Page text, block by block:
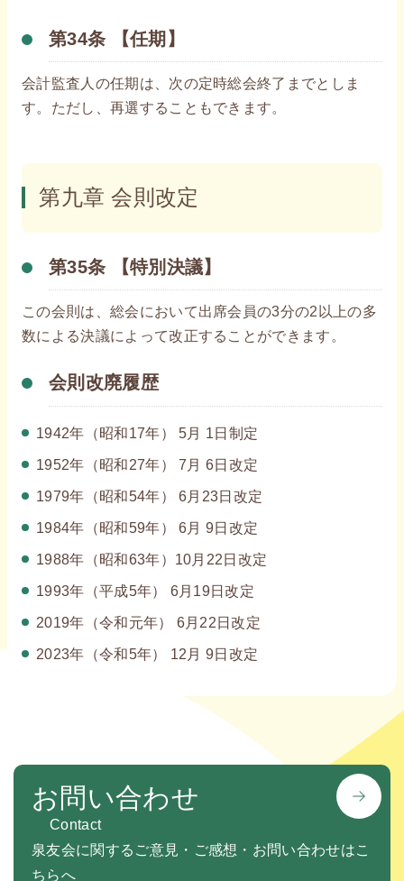
第34条 【任期】
会計監査人の任期は、次の定時総会終了までとしま
す。ただし、再選することもできます。
第九章 会則改定
第35条 【特別決議】
この会則は、総会において出席会員の3分の2以上の多
数による決議によって改正することができます。
会則改廃履歴
1942年（昭和17年） 5月 1日制定
1952年（昭和27年） 7月 6日改定
1979年（昭和54年） 6月23日改定
1984年（昭和59年） 6月 9日改定
1988年（昭和63年）10月22日改定
1993年（平成5年） 6月19日改定
2019年（令和元年） 6月22日改定
2023年（令和5年） 12月 9日改定
お問い合わせ
Contact
泉友会に関するご意見・ご感想・お問い合わせはこ
ちらへ